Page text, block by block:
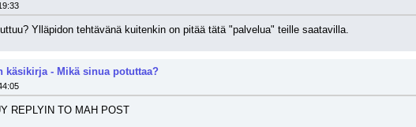
Ylläpidon tehtävänä kuitenkin on pitää tätä "palvelua" teille saatavilla.
käsikirja - Mikä sinua potuttaa?
REPLYIN TO MAH POST